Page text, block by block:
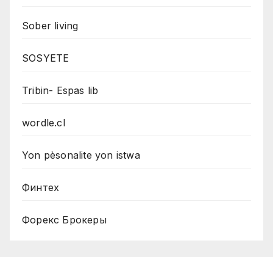
Sober living
SOSYETE
Tribin- Espas lib
wordle.cl
Yon pèsonalite yon istwa
Финтех
Форекс Брокеры